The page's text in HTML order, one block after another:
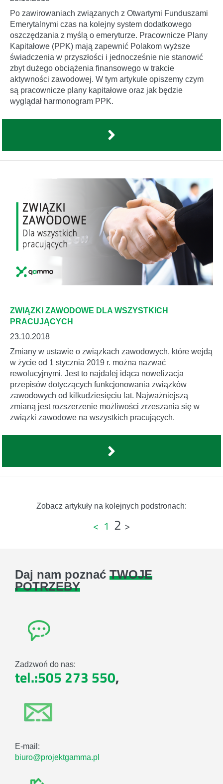
Po zawirowaniach związanych z Otwartymi Funduszami
Emerytalnymi czas na kolejny system dodatkowego
oszczędzania z myślą o emeryturze. Pracownicze Plany
Kapitałowe (PPK) mają zapewnić Polakom wyższe
świadczenia w przyszłości i jednocześnie nie stanowić
zbyt dużego obciążenia finansowego w trakcie
aktywności zawodowej. W tym artykule opiszemy czym
są pracownicze plany kapitałowe oraz jak będzie
wyglądał harmonogram PPK.
ZWIĄZKI ZAWODOWE DLA WSZYSTKICH
PRACUJĄCYCH
23.10.2018
Zmiany w ustawie o związkach zawodowych, które wejdą
w życie od 1 stycznia 2019 r. można nazwać
rewolucyjnymi. Jest to najdalej idąca nowelizacja
przepisów dotyczących funkcjonowania związków
zawodowych od kilkudziesięciu lat. Najważniejszą
zmianą jest rozszerzenie możliwości zrzeszania się w
związki zawodowe na wszystkich pracujących.
Zobacz artykuły na kolejnych podstronach:
< 1 2 >
Daj nam poznać TWOJE
POTRZEBY
Zadzwoń do nas:
tel.:505 273 550,
E-mail:
biuro@projektgamma.pl